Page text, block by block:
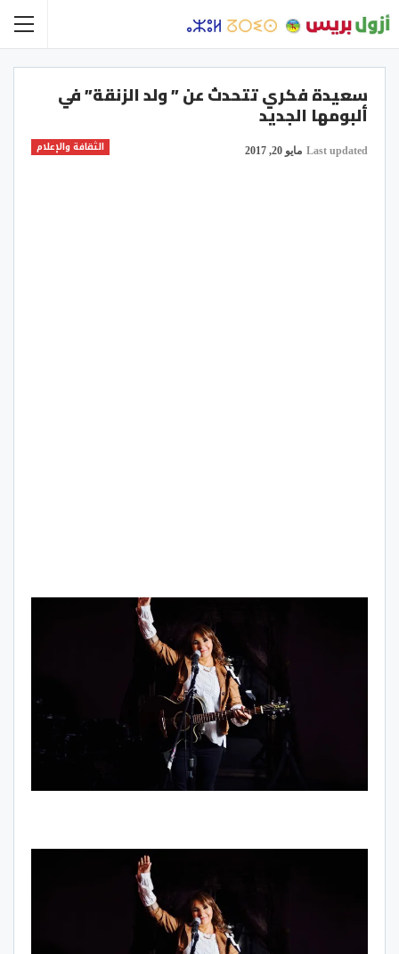
سعيدة فكري تتحدث عن ” ولد الزنقة” في
ألبومها الجديد
الثقافة والإعلام Last updated مايو 20, 2017